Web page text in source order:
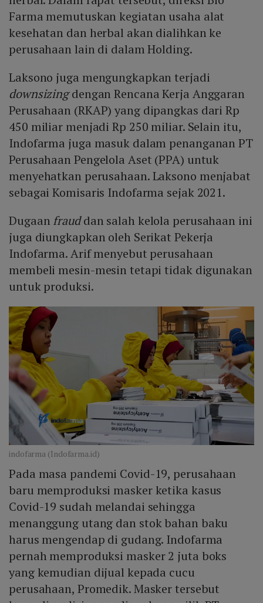
Farma memutuskan kegiatan usaha alat
kesehatan dan herbal akan dialihkan ke
perusahaan lain di dalam Holding.
Laksono juga mengungkapkan terjadi
downsizingdengan Rencana Kerja Anggaran
Perusahaan (RKAP) yang dipangkas dari Rp
450 miliar menjadi Rp 250 miliar. Selain itu,
Indofarma juga masuk dalam penanganan PT
Perusahaan Pengelola Aset (PPA) untuk
menyehatkan perusahaan. Laksono menjabat
sebagai Komisaris Indofarma sejak 2021.
Dugaan frauddan salah kelola perusahaan ini
juga diungkapkan oleh Serikat Pekerja
Indofarma. Arif menyebut perusahaan
membeli mesin-mesin tetapi tidak digunakan
untuk produksi.
indofarma (Indofarma.id)
Pada masa pandemi Covid-19, perusahaan
baru memproduksi masker ketika kasus
Covid-19 sudah melandai sehingga
menanggung utang dan stok bahan baku
harus mengendap di gudang. Indofarma
pernah memproduksi masker 2 juta boks
yang kemudian dijual kepada cucu
perusahaan, Promedik. Masker tersebut